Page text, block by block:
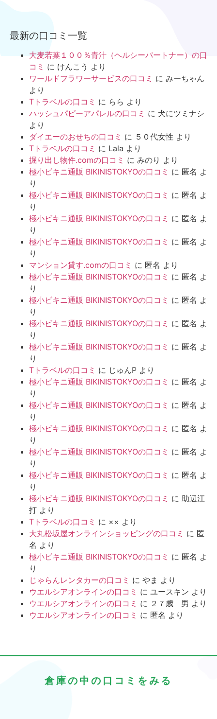
最新の口コミ一覧
大麦若葉１００％青汁（ヘルシーパートナー）の口
コミ に けんこう より
ワールドフラワーサービスの口コミ に みーちゃん
より
Tトラベルの口コミ に らら より
ハッシュパピーアパレルの口コミ に 犬にツミナシ
より
ダイエーのおせちの口コミ に ５０代女性 より
Tトラベルの口コミ に Lala より
掘り出し物件.comの口コミ に みのり より
極小ビキニ通販 BIKINISTOKYOの口コミ に 匿名 よ
り
極小ビキニ通販 BIKINISTOKYOの口コミ に 匿名 よ
り
極小ビキニ通販 BIKINISTOKYOの口コミ に 匿名 よ
り
極小ビキニ通販 BIKINISTOKYOの口コミ に 匿名 よ
り
マンション貸す.comの口コミ に 匿名 より
極小ビキニ通販 BIKINISTOKYOの口コミ に 匿名 よ
り
極小ビキニ通販 BIKINISTOKYOの口コミ に 匿名 よ
り
極小ビキニ通販 BIKINISTOKYOの口コミ に 匿名 よ
り
極小ビキニ通販 BIKINISTOKYOの口コミ に 匿名 よ
り
Tトラベルの口コミ に じゅんP より
極小ビキニ通販 BIKINISTOKYOの口コミ に 匿名 よ
り
極小ビキニ通販 BIKINISTOKYOの口コミ に 匿名 よ
り
極小ビキニ通販 BIKINISTOKYOの口コミ に 匿名 よ
り
極小ビキニ通販 BIKINISTOKYOの口コミ に 匿名 よ
り
極小ビキニ通販 BIKINISTOKYOの口コミ に 匿名 よ
り
極小ビキニ通販 BIKINISTOKYOの口コミ に 助辺江
打 より
Tトラベルの口コミ に ×× より
大丸松坂屋オンラインショッピングの口コミ に 匿
名 より
極小ビキニ通販 BIKINISTOKYOの口コミ に 匿名 よ
り
じゃらんレンタカーの口コミ に やま より
ウエルシアオンラインの口コミ に ユースキン より
ウエルシアオンラインの口コミ に ２７歳 男 より
ウエルシアオンラインの口コミ に 匿名 より
倉庫の中の口コミをみる